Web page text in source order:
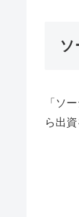
「ソ
ら出